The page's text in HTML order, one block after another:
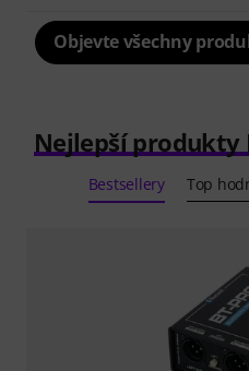
Objevte všechny
Nejlepší produkty
Bestsellery Top